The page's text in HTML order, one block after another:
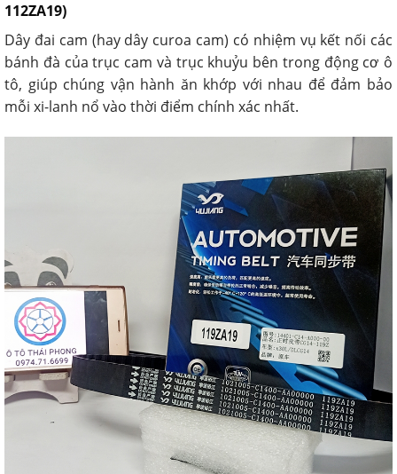
112ZA19)
Dây đai cam (hay dây curoa cam) có nhiệm vụ kết nối các
bánh đà của trục cam và trục khuỷu bên trong động cơ ô
tô, giúp chúng vận hành ăn khớp với nhau để đảm bảo
mỗi xi-lanh nổ vào thời điểm chính xác nhất.